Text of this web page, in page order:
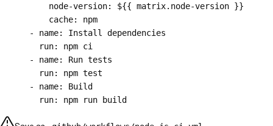
          node-version: ${{ matrix.node-version }}
          cache: npm
      - name: Install dependencies
        run: npm ci
      - name: Run tests
        run: npm test
      - name: Build